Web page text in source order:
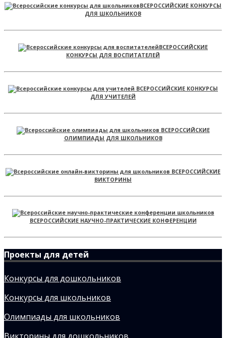
ВСЕРОССИЙСКИЕ КОНКУРСЫ
ДЛЯ ШКОЛЬНИКОВ
ВСЕРОССИЙСКИЕ
КОНКУРСЫ ДЛЯ ВОСПИТАТЕЛЕЙ
ВСЕРОССИЙСКИЕ КОНКУРСЫ
ДЛЯ УЧИТЕЛЕЙ
ВСЕРОССИЙСКИЕ
ОЛИМПИАДЫ ДЛЯ ШКОЛЬНИКОВ
ВСЕРОССИЙСКИЕ
ВИКТОРИНЫ
ВСЕРОССИЙСКИЕ НАУЧНО-ПРАКТИЧЕСКИЕ КОНФЕРЕНЦИИ
Проекты для детей
Конкурсы для дошкольников
Конкурсы для школьников
Олимпиады для школьников